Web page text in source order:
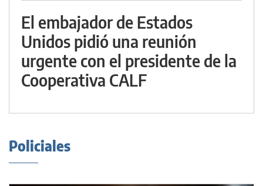
El embajador de Estados
Unidos pidió una reunión
urgente con el presidente de la
Cooperativa CALF
Policiales